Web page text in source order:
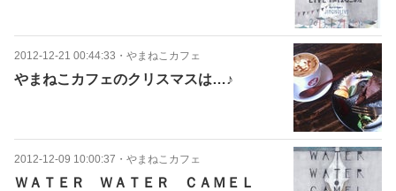
2012-12-21 00:44:33 ・ やまねこカフェ
やまねこカフェのクリスマスは…♪
2012-12-09 10:00:37 ・ やまねこカフェ
ＷＡＴＥＲ ＷＡＴＥＲ ＣＡＭＥＬ